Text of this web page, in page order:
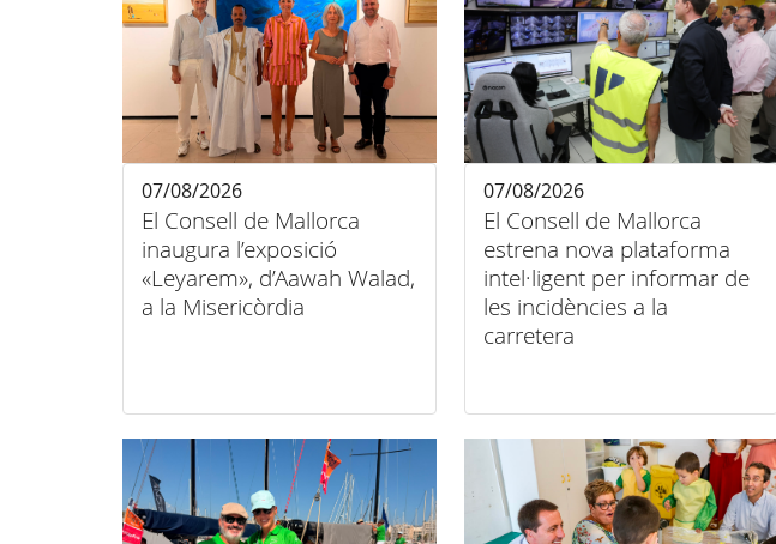
El Consell de Mallorca
inaugura l’exposició
«Leyarem», d’Aawah Walad,
a la Misericòrdia
07/08/2026
El Consell de Mallorca
estrena nova plataforma
intel·ligent per informar de
les incidències a la
carretera
07/08/2026